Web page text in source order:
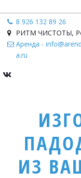
8 926 132 89 26
РИТМ ЧИСТОТЫ,
Аренда -
a.ru
ИЗ